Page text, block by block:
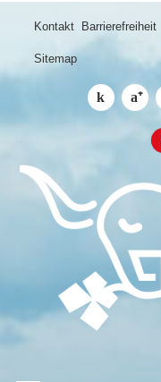
Kontakt Barrierefreiheit
Sitemap